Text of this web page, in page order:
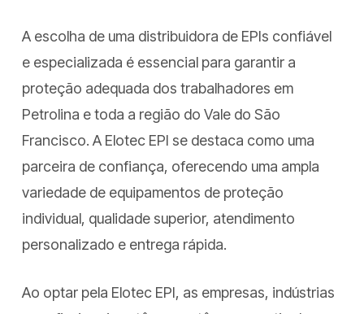
A escolha de uma distribuidora de EPIs confiável
e especializada é essencial para garantir a
proteção adequada dos trabalhadores em
Petrolina e toda a região do Vale do São
Francisco. A Elotec EPI se destaca como uma
parceira de confiança, oferecendo uma ampla
variedade de equipamentos de proteção
individual, qualidade superior, atendimento
personalizado e entrega rápida.
Ao optar pela Elotec EPI, as empresas, indústrias